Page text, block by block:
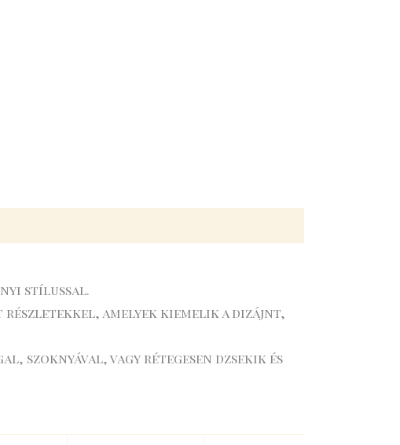
stílussal.
amelyek kiemelik a dizájnt,
vagy rétegesen dzsekik és